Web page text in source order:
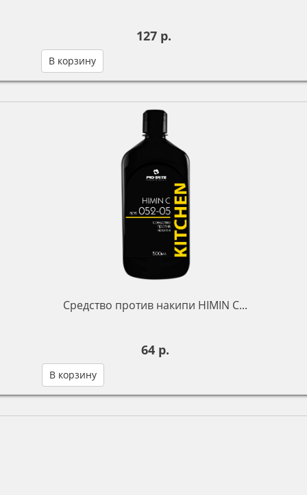
127 р.
В корзину
Средство против накипи HIMIN C...
64 р.
В корзину